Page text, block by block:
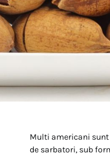
Multi americani
de sarbatori, sub